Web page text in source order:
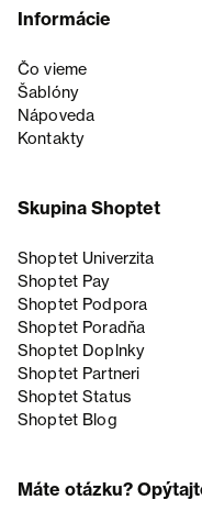
Informácie
Čo vieme
Šablóny
Nápoveda
Kontakty
Skupina Shoptet
Shoptet Univerzita
Shoptet Pay
Shoptet Podpora
Shoptet Poradňa
Shoptet Doplnky
Shoptet Partneri
Shoptet Status
Shoptet Blog
Máte otázku?